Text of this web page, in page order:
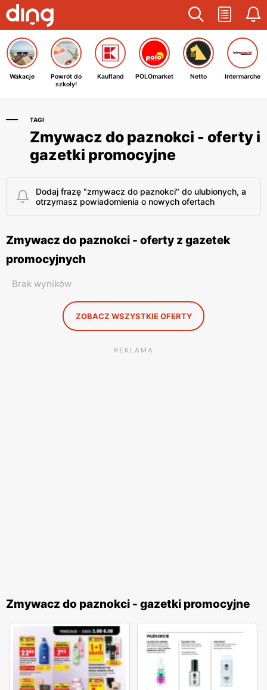
Wakacje
Powrót do
szkoły!
Kaufland POLOmarket Netto Intermarche
TAGI
Zmywacz do paznokci - oferty i
gazetki promocyjne
Dodaj frazę "zmywacz do paznokci" do ulubionych, a
otrzymasz powiadomienia o nowych ofertach
Zmywacz do paznokci - oferty z gazetek
promocyjnych
Brak wyników
ZOBACZ WSZYSTKIE OFERTY
REKLAMA
Zmywacz do paznokci - gazetki promocyjne